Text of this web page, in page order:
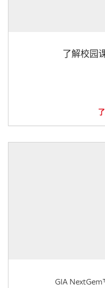
了解校园
GIA